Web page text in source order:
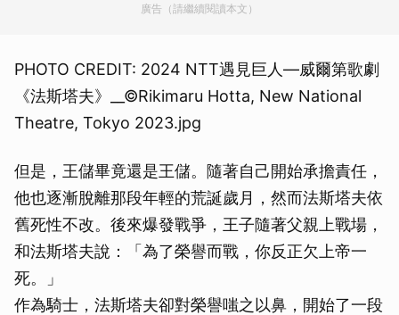
廣告（請繼續閱讀本文）
PHOTO CREDIT: 2024 NTT遇見巨人—威爾第歌劇
《法斯塔夫》__©Rikimaru Hotta, New National
Theatre, Tokyo 2023.jpg
但是，王儲畢竟還是王儲。隨著自己開始承擔責任，
他也逐漸脫離那段年輕的荒誕歲月，然而法斯塔夫依
舊死性不改。後來爆發戰爭，王子隨著父親上戰場，
和法斯塔夫說：「為了榮譽而戰，你反正欠上帝一
死。」
作為騎士，法斯塔夫卻對榮譽嗤之以鼻，開始了一段